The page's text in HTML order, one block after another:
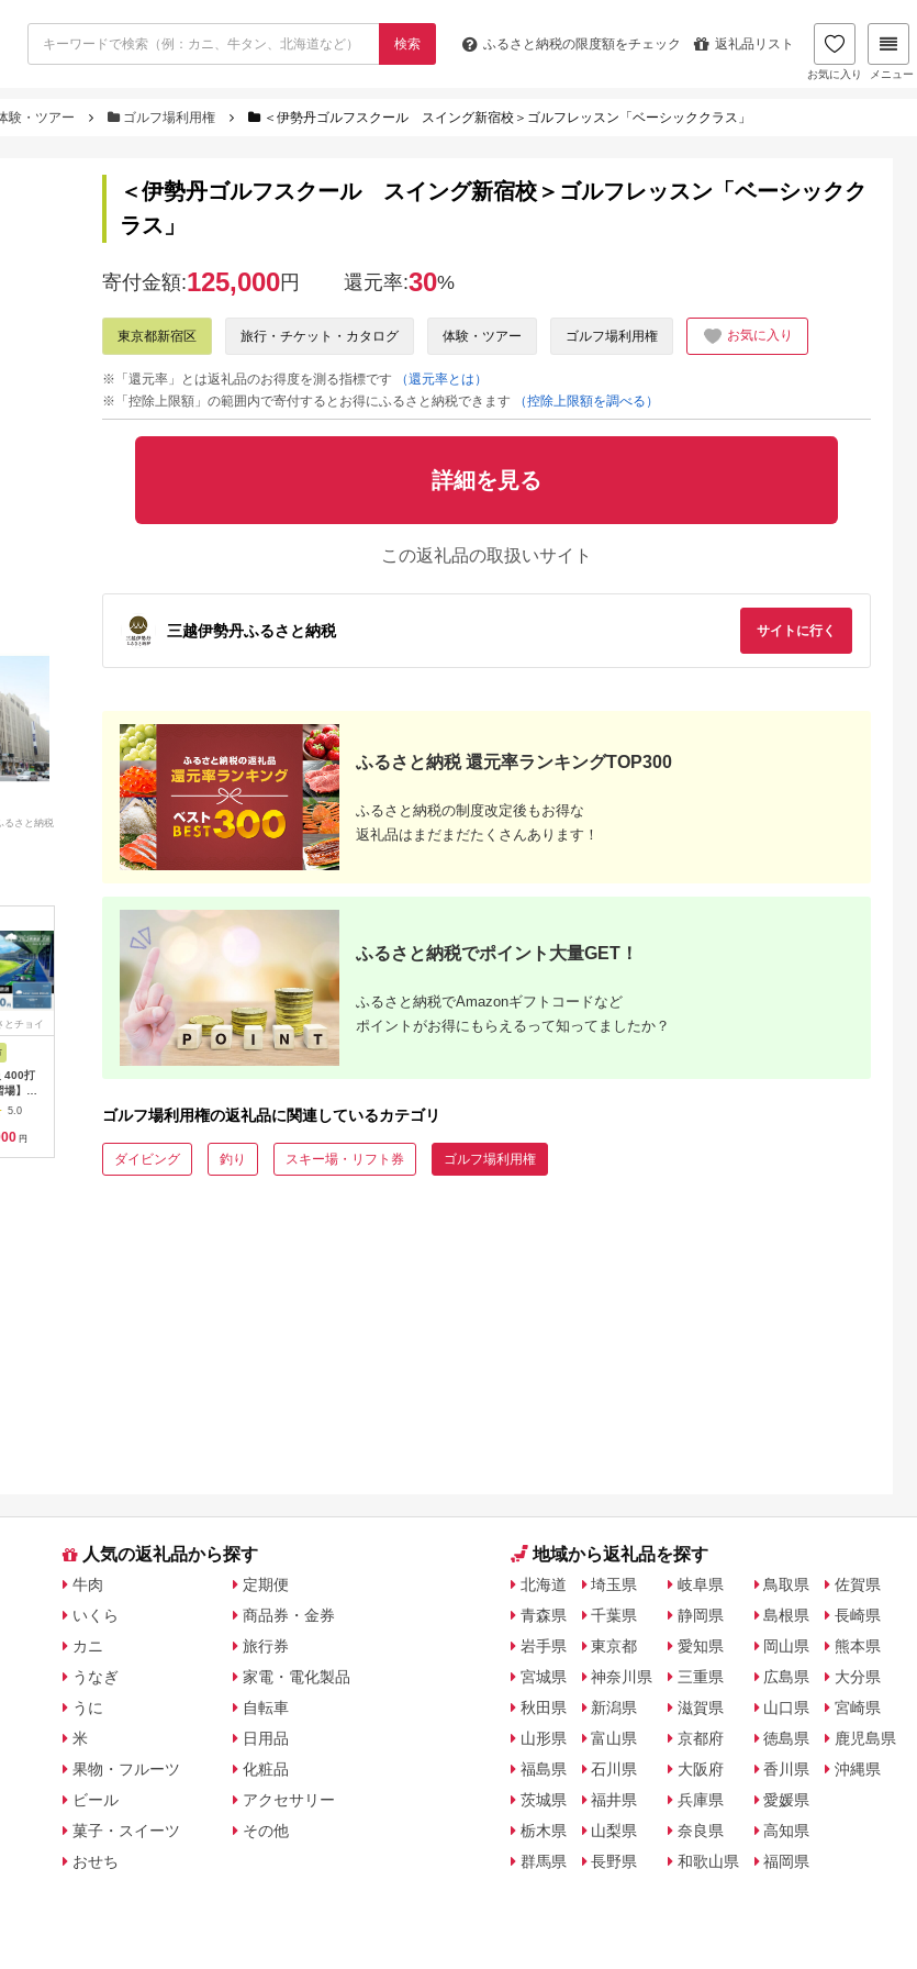
検索 ふるさと納税の限度額をチェック 返礼品リスト
お気に入り メニュー
験・ツアー ゴルフ場利用権 ＜伊勢丹ゴルフスクール スイング新宿校＞ゴルフレッスン「ベーシッククラス」
るさと納税
とチョイ
400打
】ゴ
大府
】
5.0
円
出典：ふるなび
ゴルフ[AFAD007]
5.0
出典：ふるなび
岐阜県 御嵩町
[AVAO003]ゴルフ場
5.0
出典：ふるさとチョイ
優待プレー補助利用券
｜山梨県 都留市 都留
プレー 優待券 利用券
チケット 補助券 プレ
出典：ふるなび
＜伊勢丹ゴルフスクール スイング新宿校＞ゴルフレッスン「ベーシックク
ラス」
寄付金額:125,000円 還元率:30%
東京都新宿区 旅行・チケット・カタログ 体験・ツアー ゴルフ場利用権 お気に入り
※「還元率」とは返礼品のお得度を測る指標です
（還元率とは）
※「控除上限額」の範囲内で寄付するとお得にふるさと納税できます
（控除上限額を調べる）
詳細を見る
この返礼品の取扱いサイト
三越伊勢丹ふるさと納税 サイトに行く
ふるさと納税 還元率ランキングTOP300
ふるさと納税の制度改定後もお得な
返礼品はまだまだたくさんあります！
ふるさと納税でポイント大量GET！
ふるさと納税でAmazonギフトコードなど
ポイントがお得にもらえるって知ってましたか？
ゴルフ場利用権の返礼品に関連しているカテゴリ
ダイビング 釣り スキー場・リフト券 ゴルフ場利用権
人気の返礼品から探す
牛肉
いくら
カニ
うなぎ
うに
米
果物・フルーツ
ビール
菓子・スイーツ
おせち
定期便
商品券・金券
旅行券
家電・電化製品
自転車
日用品
化粧品
アクセサリー
その他
地域から返礼品を探す
北海道
青森県
岩手県
宮城県
秋田県
山形県
福島県
茨城県
栃木県
群馬県
埼玉県
千葉県
東京都
神奈川県
新潟県
富山県
石川県
福井県
山梨県
長野県
岐阜県
静岡県
愛知県
三重県
滋賀県
京都府
大阪府
兵庫県
奈良県
和歌山県
鳥取県
島根県
岡山県
広島県
山口県
徳島県
香川県
愛媛県
高知県
福岡県
佐賀県
長崎県
熊本県
大分県
宮崎県
鹿児島県
沖縄県